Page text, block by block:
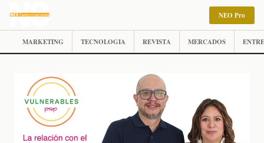
NEO Pro
MARKETING TECNOLOGIA REVISTA MERCADOS